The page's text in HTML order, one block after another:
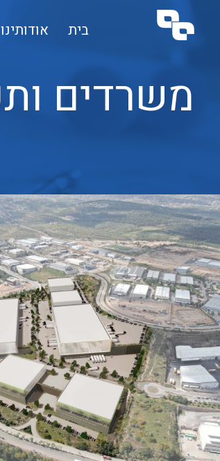
בית אודותינו
משרדים